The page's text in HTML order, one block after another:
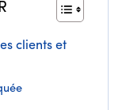
clients et